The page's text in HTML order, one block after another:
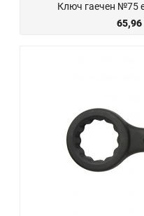
Ключ гаечен №75
65,96